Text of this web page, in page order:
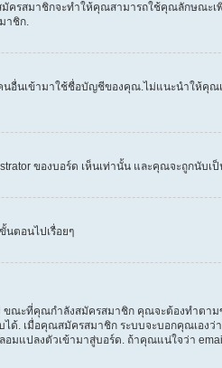
รสมาชิกจะทำให้คุณสามารถใช้คุณลักษณะเ
าชิก.
นเข้ามาใช้ชื่อบัญชีของคุณ.ไม่แนะนำให้คุณ
ของบอร์ด เห็นเท่านั้น และคุณจะถูกนับเ
นตอนไปเรื่อยๆ
ขณะที่คุณกำลังสมัครสมาชิก คุณจะต้องทำต
ด้. เมื่อคุณสมัครสมาชิก ระบบจะบอกคุณเอ
แปลงตัวเข้ามาสู่บอร์ด. ถ้าคุณแน่ใจว่า